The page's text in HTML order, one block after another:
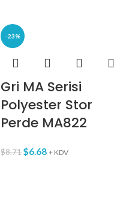
-23%
Gri MA Serisi
Polyester Stor
Perde MA822
$8.71$6.68 + KDV